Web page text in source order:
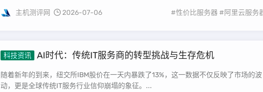
主机测评网 2026-07-06 #性价比服务器 #阿里云服务
科技资讯 AI时代：传统IT服务商的转型挑战与生存危机
随着新年的到来，纽交所IBM股价在一天内暴跌了13%，这一数据不仅反映了市场的波
动，更是全球传统IT服务行业信仰崩塌的象征。...